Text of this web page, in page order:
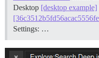
Desktop [desktop example]
Settings: …